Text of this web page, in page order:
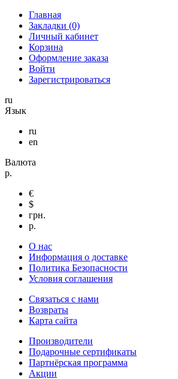
Главная
Закладки (0)
Личный кабинет
Корзина
Оформление заказа
Войти
Зарегистрироваться
ru
Язык
ru
en
Валюта
р.
€
$
грн.
р.
О нас
Информация о доставке
Политика Безопасности
Условия соглашения
Связаться с нами
Возвраты
Карта сайта
Производители
Подарочные сертификаты
Партнёрская программа
Акции